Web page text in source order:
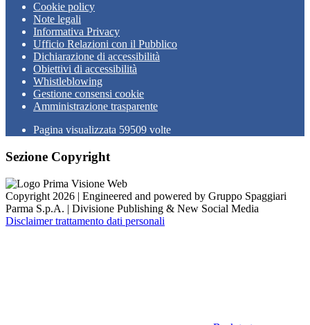
Cookie policy
Note legali
Informativa Privacy
Ufficio Relazioni con il Pubblico
Dichiarazione di accessibilità
Obiettivi di accessibilità
Whistleblowing
Gestione consensi cookie
Amministrazione trasparente
Pagina visualizzata 59509 volte
Sezione Copyright
Copyright 2026 | Engineered and powered by Gruppo Spaggiari
Parma S.p.A. | Divisione Publishing & New Social Media
Disclaimer trattamento dati personali